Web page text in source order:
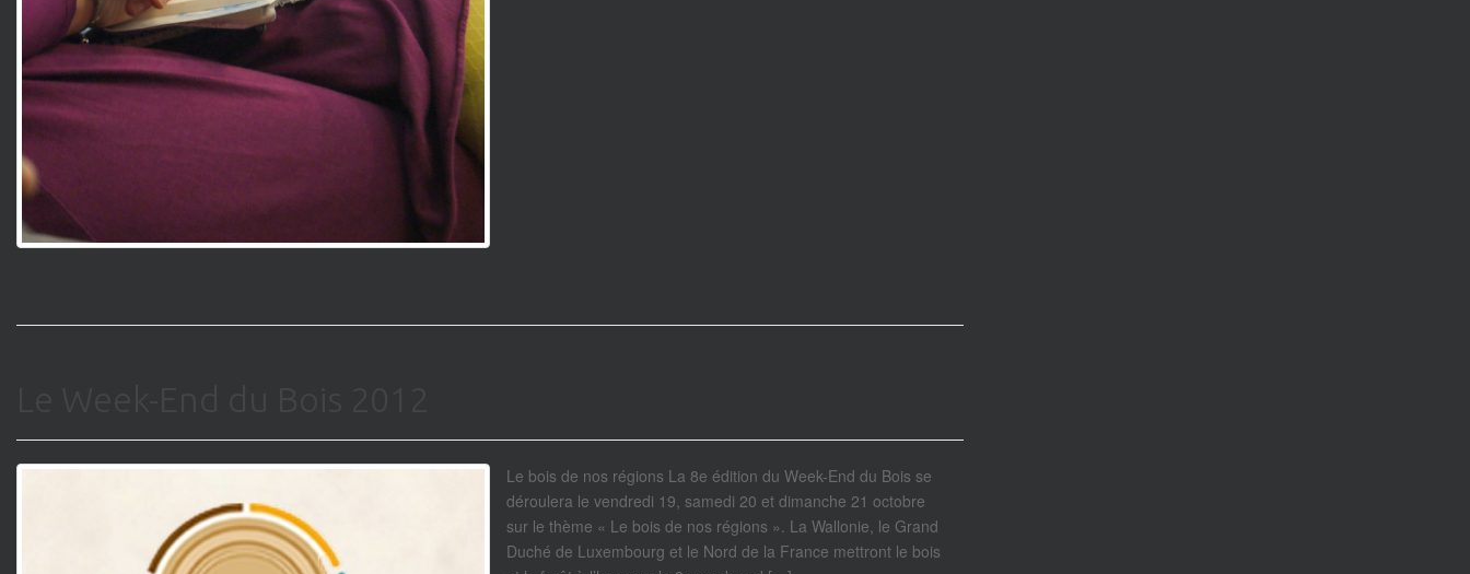
Le bois de nos régions La 8e édition du Week-End du Bois se
déroulera le vendredi 19, samedi 20 et dimanche 21 octobre
sur le thème « Le bois de nos régions ». La Wallonie, le Grand
Duché de Luxembourg et le Nord de la France mettront le bois